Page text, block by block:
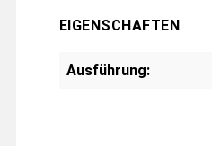
EIGENSCHAFTEN
Ausführung: